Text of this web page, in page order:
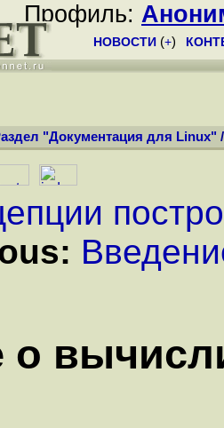
Профиль:
НОВОСТИ (+)
"Документация для Linux"
о